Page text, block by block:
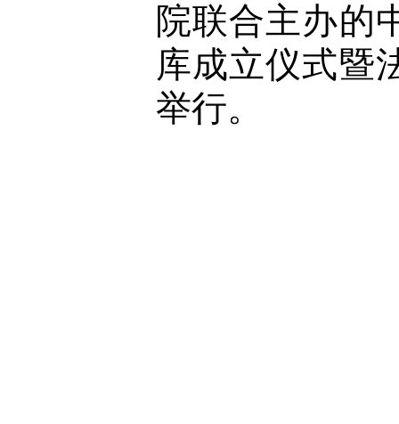
院联合主办的
库成立仪式暨
举行。